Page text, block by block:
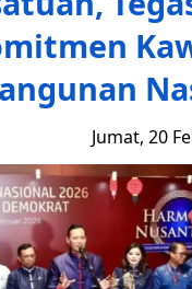
Jumat, 20